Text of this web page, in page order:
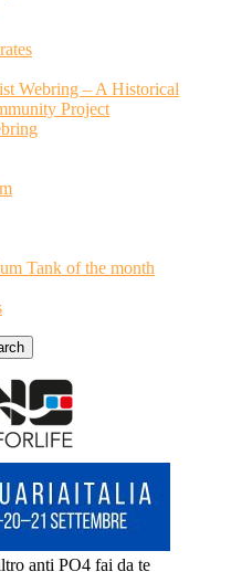
Webring – A Historical
Project
Tank of the month
anti PO4 fai da te